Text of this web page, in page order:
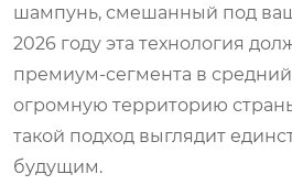
шампунь, смешанный под
2026 году эта технология
премиум-сегмента в
огромную территорию
такой подход выглядит
будущим.